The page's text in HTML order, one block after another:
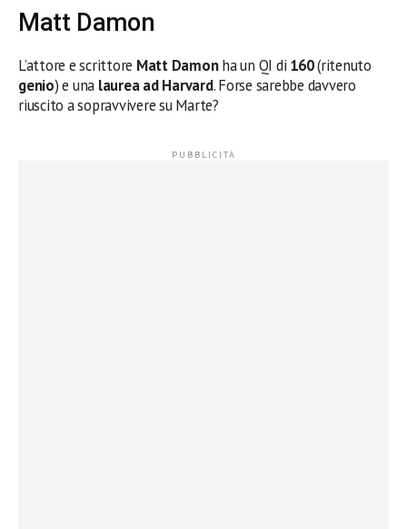
Matt Damon
L’attore e scrittore Matt Damonha un QI di 160(ritenuto
genio) e una laurea ad Harvard. Forse sarebbe davvero
riuscito a sopravvivere su Marte?